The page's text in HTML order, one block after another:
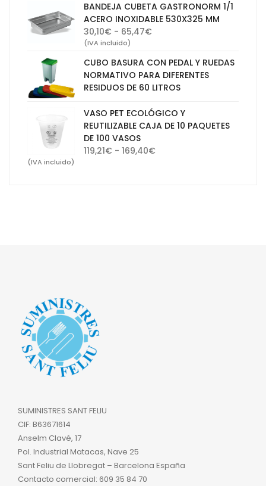
desde
20,97€
hasta
BANDEJA CUBETA GASTRONORM 1/1
ACERO INOXIDABLE 530X325 MM
30,10€ - 65,47€Rango
desde
30,10€
hasta
65,47€
(IVA incluido)
CUBO BASURA CON PEDAL Y RUEDAS
NORMATIVO PARA DIFERENTES
RESIDUOS DE 60 LITROS
VASO PET ECOLÓGICO Y
REUTILIZABLE CAJA DE 10 PAQUETES
DE 100 VASOS
119,21€ - 169,40€Rango
(IVA incluido)
SUMINISTRES SANT FELIU
CIF: B63671614
Anselm Clavé, 17
Pol. Industrial Matacas, Nave 25
Sant Feliu de Llobregat – Barcelona España
Contacto comercial: 609 35 84 70